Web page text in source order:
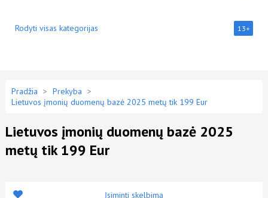
Rodyti visas kategorijas 13+
Pradžia > Prekyba >
Lietuvos įmonių duomenų bazė 2025 metų tik 199 Eur
Lietuvos įmonių duomenų bazė 2025
metų tik 199 Eur
Įsiminti skelbimą